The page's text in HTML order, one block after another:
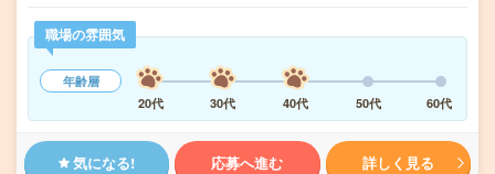
職場の雰囲気
年齢層
20代
30代 40代 50代 60代
気になる! 応募へ進む 詳しく見る